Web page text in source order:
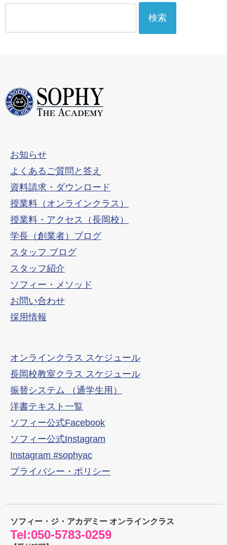
索:
お知らせ
よくあるご質問と答え
資料請求・ダウンロード
授業料（オンラインクラス）
授業料・アクセス（長岡校）
学長（創業者）ブログ
スタッフ ブログ
スタッフ紹介
ソフィー・メソッド
お問い合わせ
採用情報
オンラインクラス スケジュール
長岡校教室クラス スケジュール
振替システム （通学生用）
洋書テキスト一覧
ソフィー公式Facebook
ソフィー公式Instagram
Instagram #sophyac
プライバシー・ポリシー
ソフィー・ジ・アカデミー オンラインクラス
Tel:050-5783-0259